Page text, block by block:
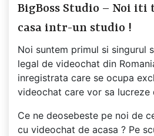
BigBoss Studio – Noi
casa intr-un studio !
Noi suntem primul si singurul
legal de videochat din
inregistrata care se ocupa
videochat care vor sa lucreze
Ce ne deosebeste pe noi de
cu videochat de acasa ? Pe